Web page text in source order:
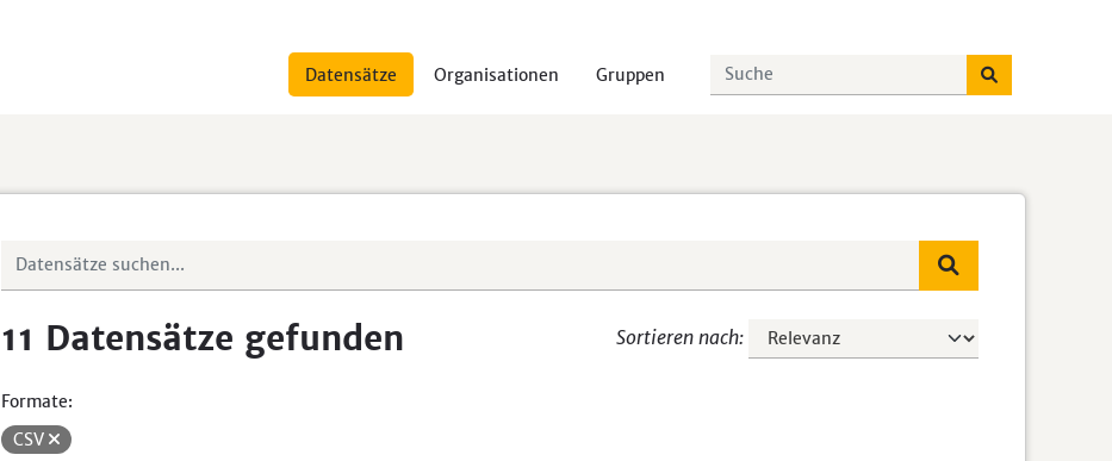
Datensätze Organisationen Gruppen
Sortieren nach
11 Datensätze gefunden
Formate:
CSV